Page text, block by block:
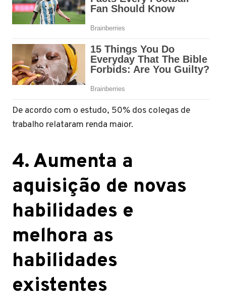
De acordo com o estudo, 50% dos colegas de
trabalho relataram renda maior.
4. Aumenta a
aquisição de novas
habilidades e
melhora as
habilidades
existentes